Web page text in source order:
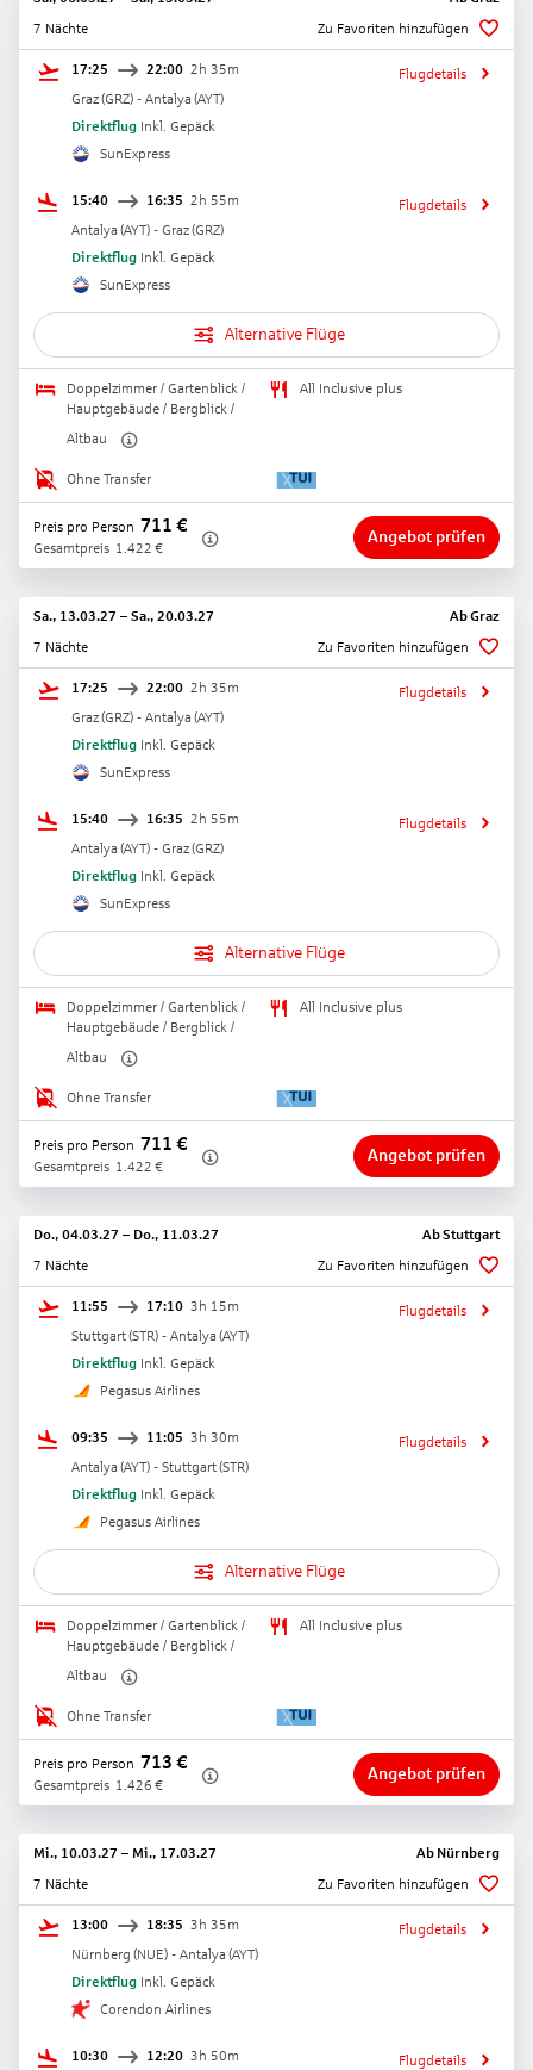
7 Nächte
Zu Favoriten hinzufügen
17:25 22:00 2h 35m
Graz(GRZ) - Antalya (AYT)
Direktflug Inkl. Gepäck
SunExpress
Flugdetails
15:40 16:35 2h 55m
Antalya (AYT) - Graz(GRZ)
Direktflug Inkl. Gepäck
SunExpress
Flugdetails
Alternative Flüge
Doppelzimmer / Gartenblick /
Hauptgebäude / Bergblick /
Altbau
All Inclusive plus
Ohne Transfer
Preis pro Person 711 €
Gesamtpreis 1.422 €
Angebot prüfen
Sa., 13.03.27 – Sa., 20.03.27 AbGraz
7 Nächte
Zu Favoriten hinzufügen
17:25 22:00 2h 35m
Graz(GRZ) - Antalya (AYT)
Direktflug Inkl. Gepäck
SunExpress
Flugdetails
15:40 16:35 2h 55m
Antalya (AYT) - Graz(GRZ)
Direktflug Inkl. Gepäck
SunExpress
Flugdetails
Alternative Flüge
Doppelzimmer / Gartenblick /
Hauptgebäude / Bergblick /
Altbau
All Inclusive plus
Ohne Transfer
Preis pro Person 711 €
Gesamtpreis 1.422 €
Angebot prüfen
Do., 04.03.27 – Do., 11.03.27 AbStuttgart
7 Nächte
Zu Favoriten hinzufügen
11:55 17:10 3h 15m
Stuttgart(STR) - Antalya (AYT)
Direktflug Inkl. Gepäck
Pegasus Airlines
Flugdetails
09:35 11:05 3h 30m
Antalya (AYT) - Stuttgart(STR)
Direktflug Inkl. Gepäck
Pegasus Airlines
Flugdetails
Alternative Flüge
Doppelzimmer / Gartenblick /
Hauptgebäude / Bergblick /
Altbau
All Inclusive plus
Ohne Transfer
Preis pro Person 713 €
Gesamtpreis 1.426 €
Angebot prüfen
Mi., 10.03.27 – Mi., 17.03.27 Ab Nürnberg
7 Nächte
Zu Favoriten hinzufügen
13:00 18:35 3h 35m
Nürnberg (NUE) - Antalya (AYT)
Direktflug Inkl. Gepäck
Corendon Airlines
Flugdetails
10:30 12:20 3h 50m
Flugdetails